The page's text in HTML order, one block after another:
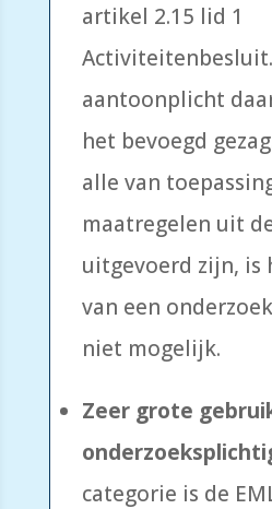
artikel 2.15 lid 1
aantoonplicht
het bevoegd
alle van
maatregelen uit
uitgevoerd zijn, is
van een
niet mogelijk.
Zeer grote
categorie is de